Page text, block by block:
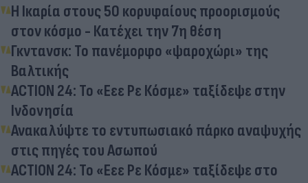
Η Ικαρία στους 50 κορυφαίους προορισμούς
στον κόσμο - Κατέχει την 7η θέση
Γκντανσκ: Το πανέμορφο «ψαροχώρι» της
Βαλτικής
ACTION 24: Το «Εεε Ρε Κόσμε» ταξίδεψε στην
Ινδονησία
Ανακαλύψτε το εντυπωσιακό πάρκο αναψυχής
στις πηγές του Ασωπού
ACTION 24: Το «Εεε Ρε Κόσμε» ταξίδεψε στο